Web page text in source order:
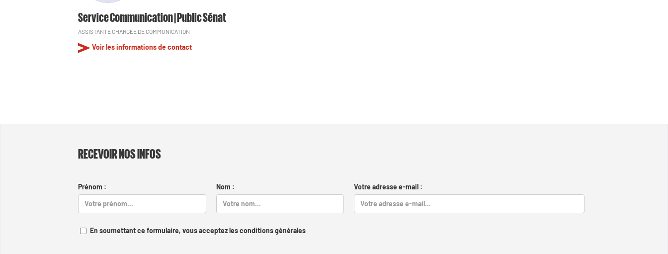
Service Communication | Public Sénat
ASSISTANTE CHARGÉE DE COMMUNICATION
Voir les informations de contact
RECEVOIR NOS INFOS
Prénom : Nom : Votre adresse e-mail :
En soumettant ce formulaire, vous acceptez les conditions générales